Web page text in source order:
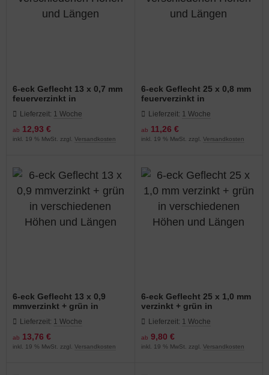
6-eck Geflecht 13 x 0,7 mm
feuerverzinkt in
Längen
Lieferzeit: 1 Woche
ab 12,93 €
inkl. 19 % MwSt. zzgl. Versandkosten
6-eck Geflecht 25 x 0,8 mm
feuerverzinkt in
Längen
Lieferzeit: 1 Woche
ab 11,26 €
inkl. 19 % MwSt. zzgl. Versandkosten
6-eck Geflecht 13 x 0,9
mmverzinkt + grün in
Längen
Lieferzeit: 1 Woche
ab 13,76 €
inkl. 19 % MwSt. zzgl. Versandkosten
6-eck Geflecht 25 x 1,0 mm
verzinkt + grün in
Längen
Lieferzeit: 1 Woche
ab 9,80 €
inkl. 19 % MwSt. zzgl. Versandkosten